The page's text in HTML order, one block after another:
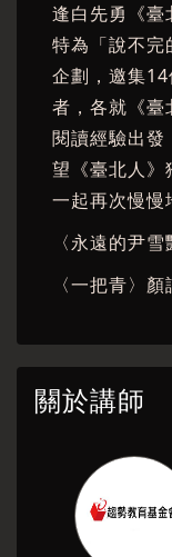
逢白先勇《臺
特為「說不完
企劃，邀集
者，各就《臺
閱讀經驗出發
望《臺北人》
一起再次慢慢
〈永遠的尹
〈一把青〉
〈金大班的最
〈那片血一般
〈思舊賦〉
〈梁父吟〉樊
〈孤戀花〉曹
關於講師